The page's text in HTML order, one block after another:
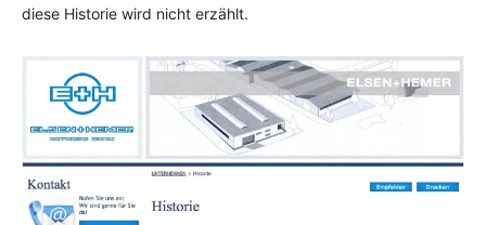
diese Historie wird nicht er­zählt.